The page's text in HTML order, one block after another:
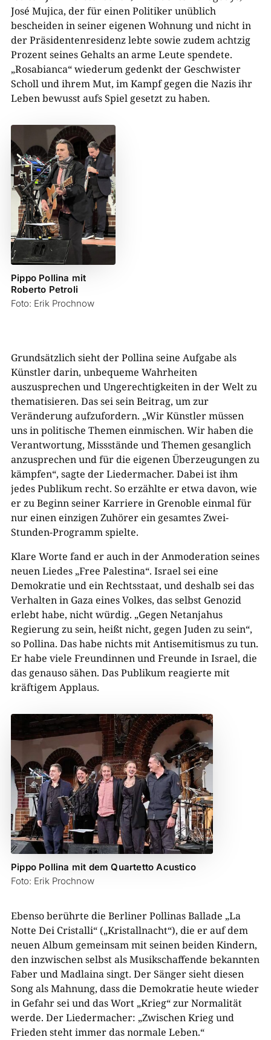
José Mujica, der für einen Politiker unüblich
bescheiden in seiner eigenen Wohnung und nicht in
der Präsidentenresidenz lebte sowie zudem achtzig
Prozent seines Gehalts an arme Leute spendete.
„Rosabianca“ wiederum gedenkt der Geschwister
Scholl und ihrem Mut, im Kampf gegen die Nazis ihr
Leben bewusst aufs Spiel gesetzt zu haben.
Pippo Pollina mit
Roberto Petroli
Foto: Erik Prochnow
Grundsätzlich sieht der Pollina seine Aufgabe als
Künstler darin, unbequeme Wahrheiten
auszusprechen und Ungerechtigkeiten in der Welt zu
thematisieren. Das sei sein Beitrag, um zur
Veränderung aufzufordern. „Wir Künstler müssen
uns in politische Themen einmischen. Wir haben die
Verantwortung, Missstände und Themen gesanglich
anzusprechen und für die eigenen Überzeugungen zu
kämpfen“, sagte der Liedermacher. Dabei ist ihm
jedes Publikum recht. So erzählte er etwa davon, wie
er zu Beginn seiner Karriere in Grenoble einmal für
nur einen einzigen Zuhörer ein gesamtes Zwei-
Stunden-Programm spielte.
Klare Worte fand er auch in der Anmoderation seines
neuen Liedes „Free Palestina“. Israel sei eine
Demokratie und ein Rechtsstaat, und deshalb sei das
Verhalten in Gaza eines Volkes, das selbst Genozid
erlebt habe, nicht würdig. „Gegen Netanjahus
Regierung zu sein, heißt nicht, gegen Juden zu sein“,
so Pollina. Das habe nichts mit Antisemitismus zu tun.
Er habe viele Freundinnen und Freunde in Israel, die
das genauso sähen. Das Publikum reagierte mit
kräftigem Applaus.
Pippo Pollina mit dem Quartetto Acustico
Foto: Erik Prochnow
Ebenso berührte die Berliner Pollinas Ballade „La
Notte Dei Cristalli“ („Kristallnacht“), die er auf dem
neuen Album gemeinsam mit seinen beiden Kindern,
den inzwischen selbst als Musikschaffende bekannten
Faber und Madlaina singt. Der Sänger sieht diesen
Song als Mahnung, dass die Demokratie heute wieder
in Gefahr sei und das Wort „Krieg“ zur Normalität
werde. Der Liedermacher: „Zwischen Krieg und
Frieden steht immer das normale Leben.“